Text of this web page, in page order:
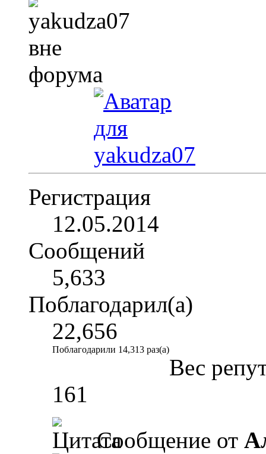
Регистрация
12.05.2014
Сообщений
5,633
Поблагодарил(а)
22,656
Поблагодарили 14,313 раз(а)
Вес
161
Сообщение от